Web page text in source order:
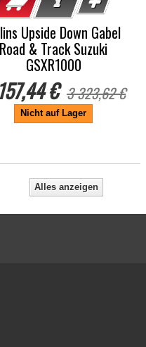
Upside Down Gabel
Road & Track Suzuki
GSXR1000
€ 3 323,62 €
Nicht auf Lager
Alles anzeigen